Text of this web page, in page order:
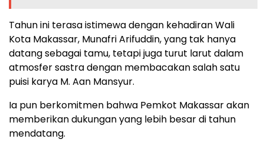
Tahun ini terasa istimewa dengan kehadiran Wali
Kota Makassar, Munafri Arifuddin, yang tak hanya
datang sebagai tamu, tetapi juga turut larut dalam
atmosfer sastra dengan membacakan salah satu
puisi karya M. Aan Mansyur.
Ia pun berkomitmen bahwa Pemkot Makassar akan
memberikan dukungan yang lebih besar di tahun
mendatang.